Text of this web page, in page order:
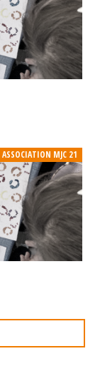
ASSOCIATION MJC 21